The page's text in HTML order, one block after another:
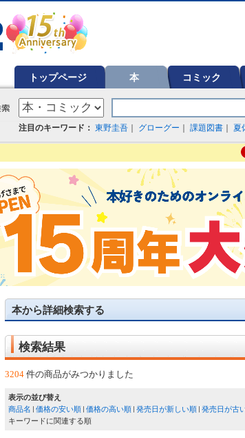
トップページ 本 コミック
注目のキーワード： 東野圭吾 グローグー 課題図書 夏
本から詳細検索する
検索結果
3204 件の商品がみつかりました
表示の並び替え
商品名
価格の安い順 価格の高い順 発売日が新しい順 発売日が古
キーワードに関連する順